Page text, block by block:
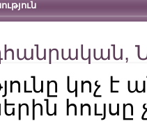
,
կոչ է
հույսը